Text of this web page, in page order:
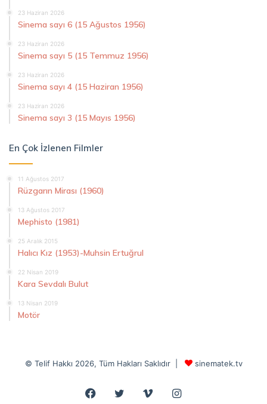
23 Haziran 2026
Sinema sayı 6 (15 Ağustos 1956)
23 Haziran 2026
Sinema sayı 5 (15 Temmuz 1956)
23 Haziran 2026
Sinema sayı 4 (15 Haziran 1956)
23 Haziran 2026
Sinema sayı 3 (15 Mayıs 1956)
En Çok İzlenen Filmler
11 Ağustos 2017
Rüzgarın Mirası (1960)
13 Ağustos 2017
Mephisto (1981)
25 Aralık 2015
Halıcı Kız (1953)-Muhsin Ertuğrul
22 Nisan 2019
Kara Sevdalı Bulut
13 Nisan 2019
Motör
© Telif Hakkı 2026, Tüm Hakları Saklıdır | sinematek.tv
Facebook
Twitter VimeoInstagram